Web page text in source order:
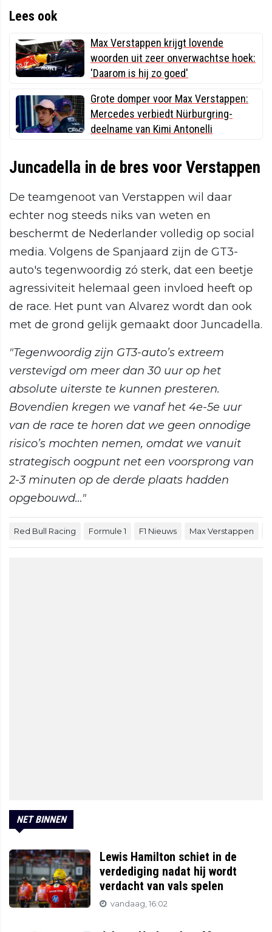
Lees ook
Max Verstappen krijgt lovende
woorden uit zeer onverwachtse hoek:
'Daarom is hij zo goed'
Grote domper voor Max Verstappen:
Mercedes verbiedt Nürburgring-
deelname van Kimi Antonelli
Juncadella in de bres voor Verstappen
De teamgenoot van Verstappen wil daar
echter nog steeds niks van weten en
beschermt de Nederlander volledig op social
media. Volgens de Spanjaard zijn de GT3-
auto's tegenwoordig zó sterk, dat een beetje
agressiviteit helemaal geen invloed heeft op
de race. Het punt van Alvarez wordt dan ook
met de grond gelijk gemaakt door Juncadella.
"Tegenwoordig zijn GT3-auto’s extreem
verstevigd om meer dan 30 uur op het
absolute uiterste te kunnen presteren.
Bovendien kregen we vanaf het 4e-5e uur
van de race te horen dat we geen onnodige
risico’s mochten nemen, omdat we vanuit
strategisch oogpunt net een voorsprong van
2-3 minuten op de derde plaats hadden
opgebouwd…"
Red Bull Racing Formule 1 F1 Nieuws Max Verstappen
NET BINNEN
Lewis Hamilton schiet in de
verdediging nadat hij wordt
verdacht van vals spelen
vandaag, 16:02